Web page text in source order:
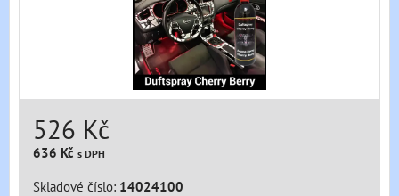
526 Kč
636 Kč s DPH
Skladové číslo: 14024100